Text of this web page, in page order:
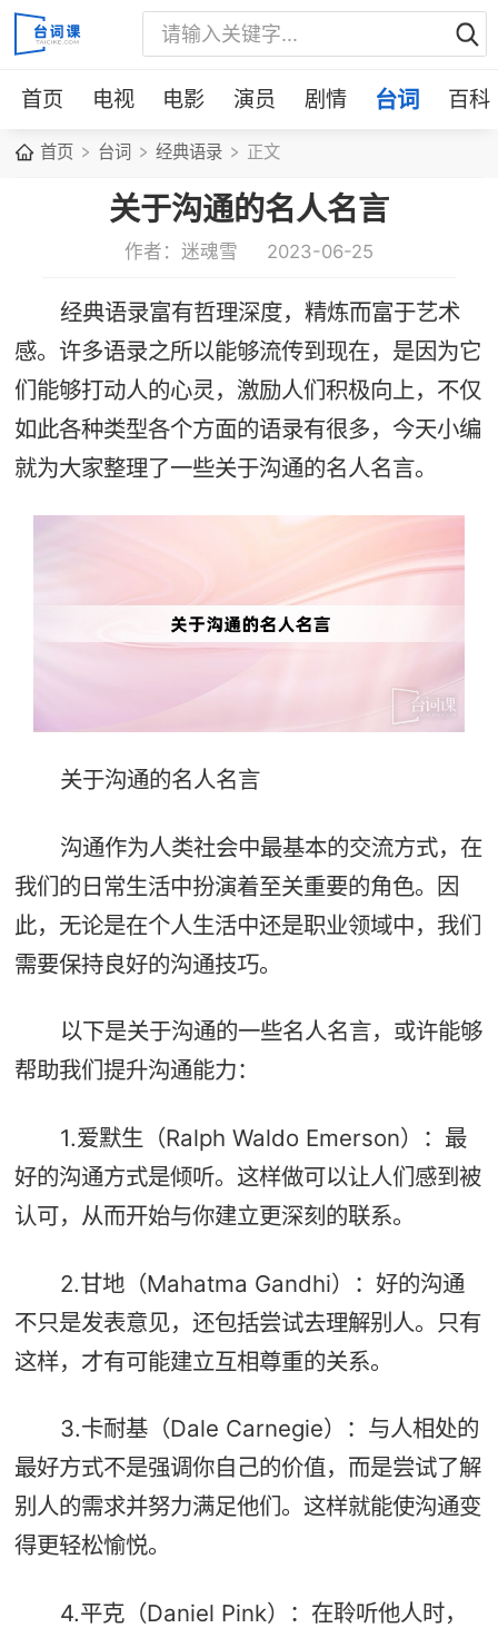
首页 电视 电影 演员 剧情 台词 百科
首页 台词 经典语录 正文
关于沟通的名人名言
作者：迷魂雪 2023-06-25
经典语录富有哲理深度，精炼而富于艺术
感。许多语录之所以能够流传到现在，是因为它
们能够打动人的心灵，激励人们积极向上，不仅
如此各种类型各个方面的语录有很多，今天小编
就为大家整理了一些关于沟通的名人名言。
关于沟通的名人名言
沟通作为人类社会中最基本的交流方式，在
我们的日常生活中扮演着至关重要的角色。因
此，无论是在个人生活中还是职业领域中，我们
需要保持良好的沟通技巧。
以下是关于沟通的一些名人名言，或许能够
帮助我们提升沟通能力：
1.爱默生（Ralph Waldo Emerson）：最
好的沟通方式是倾听。这样做可以让人们感到被
认可，从而开始与你建立更深刻的联系。
2.甘地（Mahatma Gandhi）：好的沟通
不只是发表意见，还包括尝试去理解别人。只有
这样，才有可能建立互相尊重的关系。
3.卡耐基（Dale Carnegie）：与人相处的
最好方式不是强调你自己的价值，而是尝试了解
别人的需求并努力满足他们。这样就能使沟通变
得更轻松愉悦。
4.平克（Daniel Pink）：在聆听他人时，